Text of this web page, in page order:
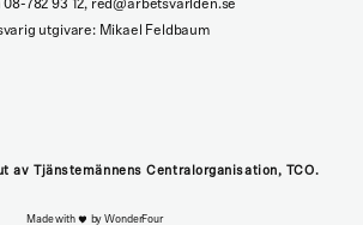
08-782 93 12, red@arbetsvarlden.se
utgivare: Mikael Feldbaum
av Tjänstemännens Centralorganisation, TCO.
Made with by WonderFour